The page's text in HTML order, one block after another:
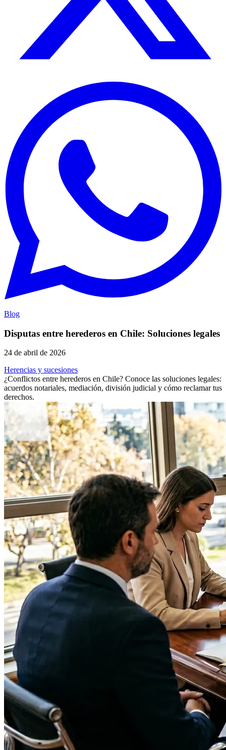
Blog
Disputas entre herederos en Chile: Soluciones legales
24 de abril de 2026
Herencias y sucesiones
¿Conflictos entre herederos en Chile? Conoce las soluciones legales:
acuerdos notariales, mediación, división judicial y cómo reclamar tus
derechos.